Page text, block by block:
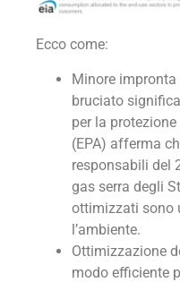
Ecco come:
Minore
bruciato
per la
(EPA) afferma
responsabili del
gas serra degli
ottimizzati sono
l’ambiente.
Ottimizzazione
modo efficiente